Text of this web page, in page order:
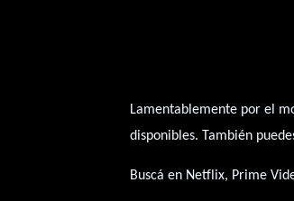
Lamentablemente por el
disponibles. También
Buscá en Netflix, Prime